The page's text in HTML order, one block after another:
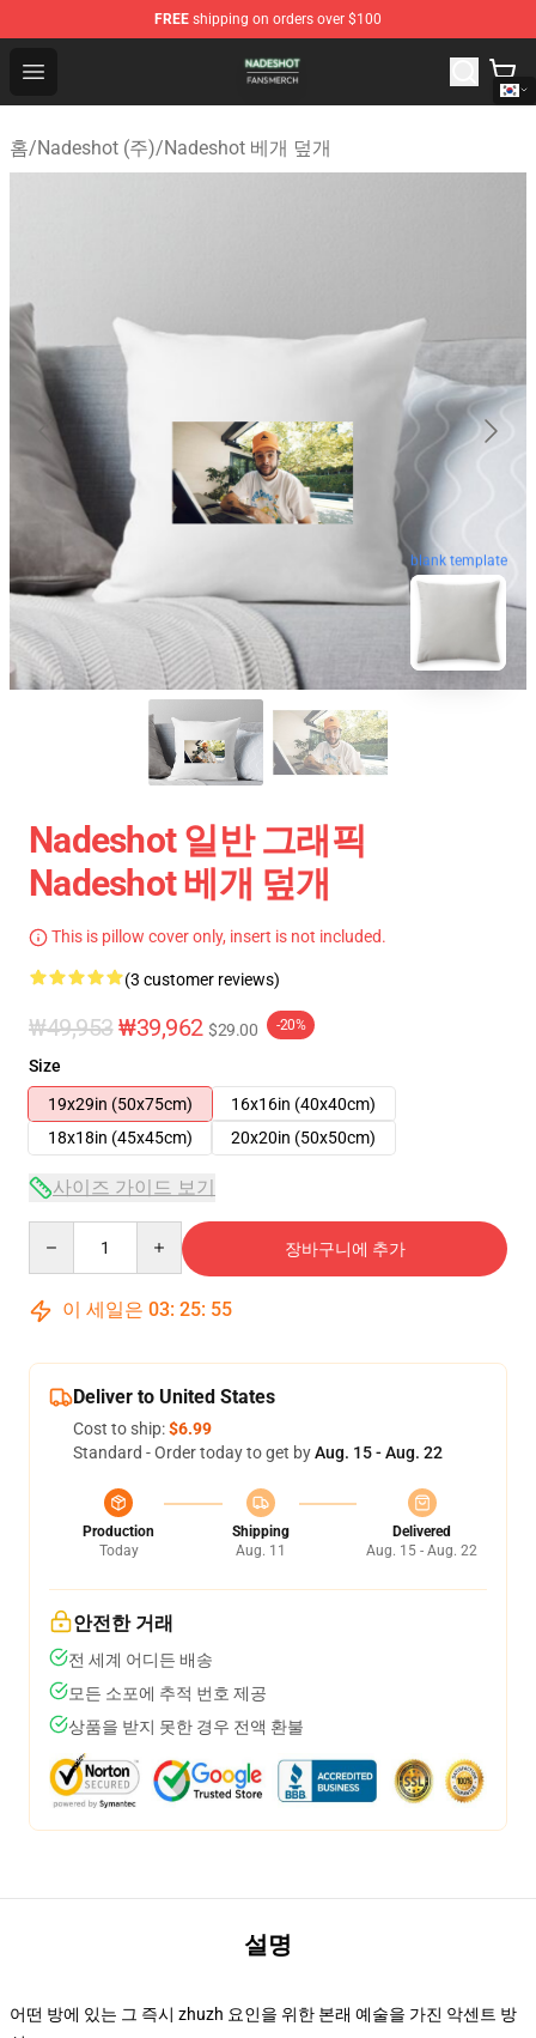
FREE shipping on orders over $100
Open menu
Nadeshot Shop - Official Nadeshot Merchandise Store
홈/Nadeshot (주)/Nadeshot 베개 덮개
blank template
Nadeshot 일반 그래픽
Nadeshot 베개 덮개
This is pillow cover only, insert is not included.
(3 customer reviews)
₩49,953 ₩39,962 $29.00 -20%
Size
19x29in (50x75cm)
16x16in (40x40cm)
18x18in (45x45cm)
20x20in (50x50cm)
사이즈 가이드 보기
장바구니에 추가
이 세일은 03: 25: 54
Deliver to United States
Cost to ship:$6.99
Standard - Order today to get byAug. 15 - Aug. 22
Production
Today
Shipping
Aug. 11
Delivered
Aug. 15 - Aug. 22
안전한 거래
전 세계 어디든 배송
모든 소포에 추적 번호 제공
상품을 받지 못한 경우 전액 환불
설명
어떤 방에 있는 그 즉시 zhuzh 요인을 위한 본래 예술을 가진 악센트 방